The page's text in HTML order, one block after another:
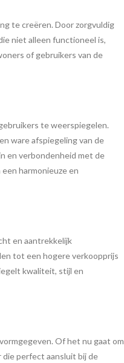
te creëren. Door zorgvuldig
niet alleen functioneel is,
of gebruikers van de
te weerspiegelen.
ware afspiegeling van de
en verbondenheid met de
harmonieuze en
en aantrekkelijk
tot een hogere verkoopprijs
kwaliteit, stijl en
Of het nu gaat om
perfect aansluit bij de